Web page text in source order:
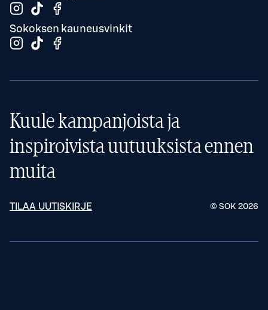
Sokoksen kauneusvinkit
Kuule kampanjoista ja
inspiroivista uutuuksista ennen
muita
TILAA UUTISKIRJE © SOK 2026